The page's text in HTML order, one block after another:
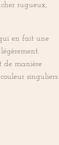
rugueux,
en fait une
de manière
singuliers.